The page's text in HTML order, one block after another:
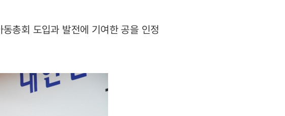
총회 도입과 발전에 기여한 공을 인정